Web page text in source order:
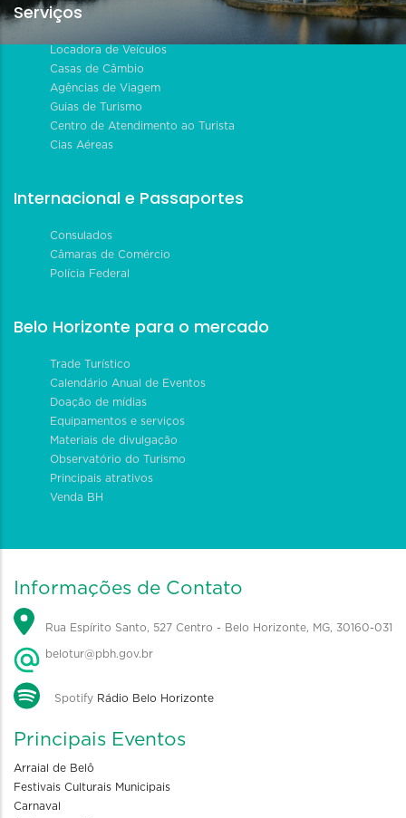
Serviços
Locadora de Veículos
Casas de Câmbio
Agências de Viagem
Guias de Turismo
Centro de Atendimento ao Turista
Cias Aéreas
Internacional e Passaportes
Consulados
Câmaras de Comércio
Polícia Federal
Belo Horizonte para o mercado
Trade Turístico
Calendário Anual de Eventos
Doação de mídias
Equipamentos e serviços
Materiais de divulgação
Observatório do Turismo
Principais atrativos
Venda BH
Informações de Contato
Rua Espírito Santo, 527 Centro - Belo Horizonte, MG, 30160-031
belotur@pbh.gov.br
Spotify Rádio Belo Horizonte
Principais Eventos
Arraial de Belô
Festivais Culturais Municipais
Carnaval